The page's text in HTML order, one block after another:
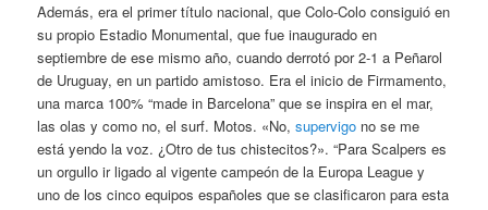
Además, era el primer título nacional, que Colo-Colo consiguió en
su propio Estadio Monumental, que fue inaugurado en
septiembre de ese mismo año, cuando derrotó por 2-1 a Peñarol
de Uruguay, en un partido amistoso. Era el inicio de Firmamento,
una marca 100% “made in Barcelona” que se inspira en el mar,
las olas y como no, el surf. Motos. «No,supervigo no se me
está yendo la voz. ¿Otro de tus chistecitos?». “Para Scalpers es
un orgullo ir ligado al vigente campeón de la Europa League y
uno de los cinco equipos españoles que se clasificaron para esta